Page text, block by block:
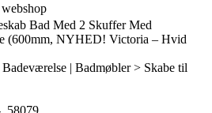
Bad Med 2 Skuffer Med
(600mm, NYHED! Victoria – Hvid
| Badmøbler > Skabe til